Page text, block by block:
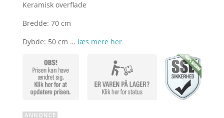
Keramisk overflade
Bredde: 70 cm
Dybde: 50 cm … læs mere her